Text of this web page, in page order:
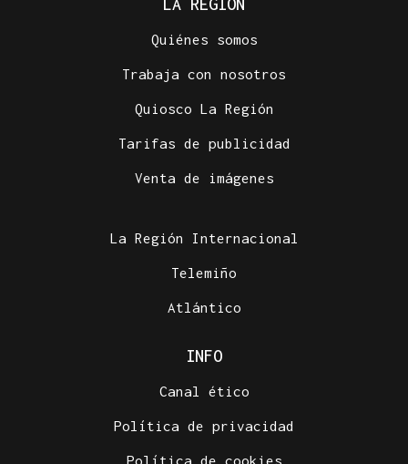
LA REGIÓN
Quiénes somos
Trabaja con nosotros
Quiosco La Región
Tarifas de publicidad
Venta de imágenes
La Región Internacional
Telemiño
Atlántico
INFO
Canal ético
Política de privacidad
Política de cookies